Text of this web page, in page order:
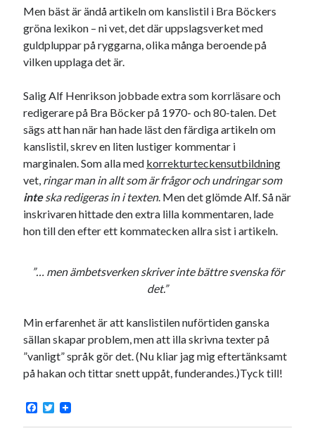
Stockholm svenska tips tåg
USA
Dessa har något gemensamt
Fantastiskt välformulerad moderecensent
Onödiga citattecken
Dessa har något helt annat gemensamt
En amerikansk språkpolis
Fula biblioteksböcker
Egna länkar
Den stora bloggläsarvärvsveckan
Godisbrödet från himlen
Köttfärslimpan på allas läppar
Länkskolan
Vad ska du laga för mat idag? (Recept!)
Men bäst är ändå artikeln om kanslistil i Bra Böckers
gröna lexikon – ni vet, det där uppslagsverket med
guldpluppar på ryggarna, olika många beroende på
vilken upplaga det är.
Salig Alf Henrikson jobbade extra som korrläsare och
redigerare på Bra Böcker på 1970- och 80-talen. Det
sägs att han när han hade läst den färdiga artikeln om
kanslistil, skrev en liten lustiger kommentar i
marginalen. Som alla med korrekturteckensutbildning
vet, ringar man in allt som är frågor och undringar som
inteska redigeras in i texten. Men det glömde Alf. Så när
inskrivaren hittade den extra lilla kommentaren, lade
hon till den efter ett kommatecken allra sist i artikeln.
”… men ämbetsverken skriver inte bättre svenska för
det.”
Min erfarenhet är att kanslistilen nuförtiden ganska
sällan skapar problem, men att illa skrivna texter på
”vanligt” språk gör det. (Nu kliar jag mig eftertänksamt
på hakan och tittar snett uppåt, funderandes.)Tyck till!
F
c
T
i